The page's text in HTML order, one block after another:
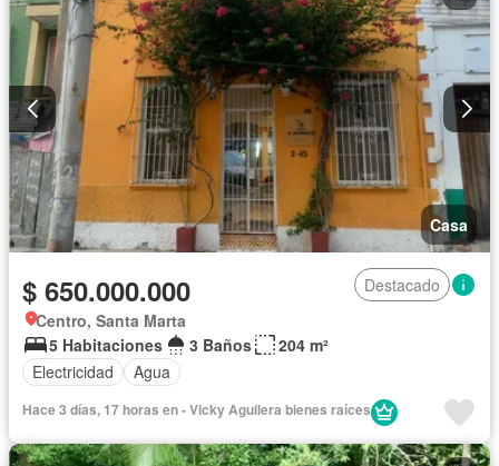
Casa
$ 650.000.000
Destacado
Centro, Santa Marta
5 Habitaciones
3 Baños
204 m²
Electricidad
Agua
Hace 3 días, 17 horas en - Vicky Aguilera bienes raíces